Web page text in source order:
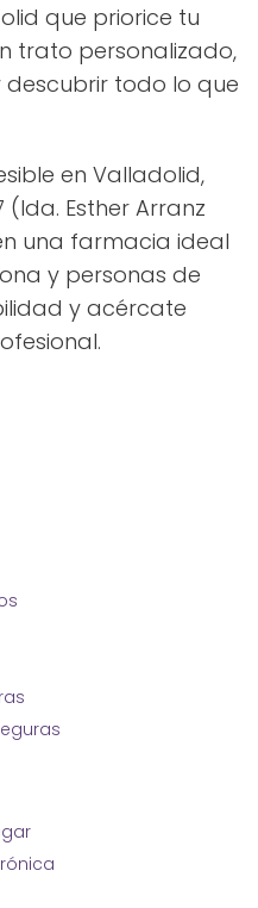
que priorice tu
trato personalizado,
descubrir todo lo que
en Valladolid,
Esther Arranz
una farmacia ideal
y personas de
y acércate